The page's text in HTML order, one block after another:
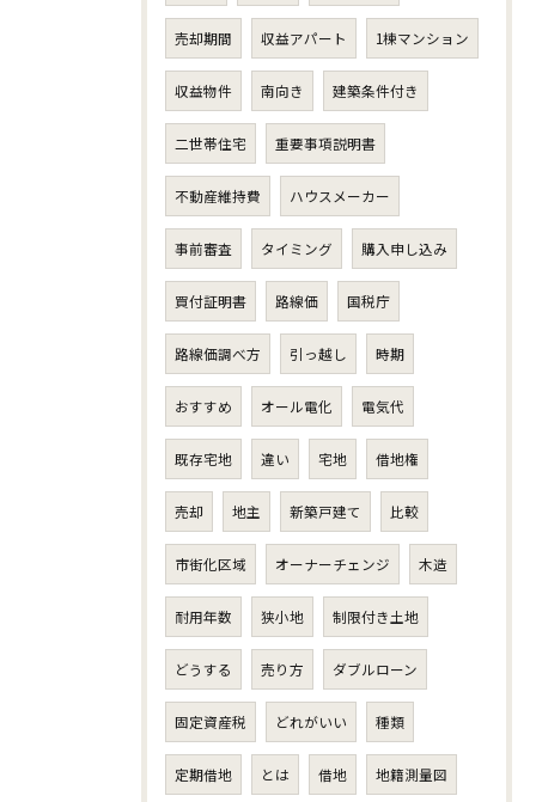
売却期間 収益アパート 1棟マンション
収益物件 南向き 建築条件付き
二世帯住宅 重要事項説明書
不動産維持費 ハウスメーカー
事前審査 タイミング 購入申し込み
買付証明書 路線価 国税庁
路線価調べ方 引っ越し 時期
おすすめ オール電化 電気代
既存宅地 違い 宅地 借地権
売却 地主 新築戸建て 比較
市街化区域 オーナーチェンジ 木造
耐用年数 狭小地 制限付き土地
どうする 売り方 ダブルローン
固定資産税 どれがいい 種類
定期借地 とは 借地 地籍測量図